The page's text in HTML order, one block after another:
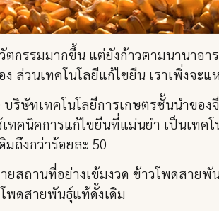
ตกรรมมากขึ้น แต่ยังก้าวตามนานาอ
ส่วนเทคโนโลยีแก้ไขยีน เราเพิ่งจ
บริษัทเทคโนโลยีการเกษตรชั้นนำข
ทคนิคการแก้ไขยีนที่แม่นยำ เป็นเท
ถึงกว่าร้อยละ 50
ยสถานที่อย่างเข้มงวด ข้าวโพดสา
พดสายพันธุ์แท้ดั้งเดิม